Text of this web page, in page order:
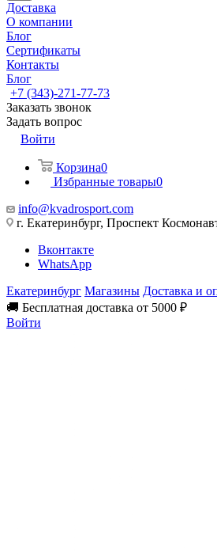
Доставка
О компании
Блог
Сертификаты
Контакты
Блог
+7 (343)-271-77-73
Заказать звонок
Задать вопрос
Войти
Корзина0
Избранные товары0
info@kvadrosport.com
г. Екатеринбург, Проспект
Вконтакте
WhatsApp
Екатеринбург Магазины Доставка и
🚚 Бесплатная доставка от 5000 ₽
Войти